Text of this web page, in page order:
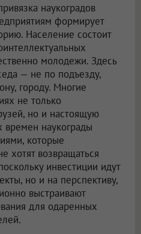
наукоградов
формирует
Население состоит
молодежи. Здесь
— не по подъезду,
городу. Многие
не только
но и настоящую
времен наукограды
которые
хотят возвращаться
инвестиции идут
но и на перспективу,
выстраивают
для одаренных